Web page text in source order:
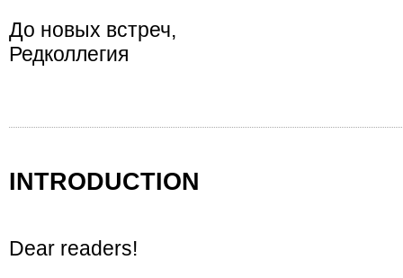
До новых встреч,
Редколлегия
INTRODUCTION
Dear readers!